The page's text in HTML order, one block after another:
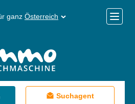
ganz Österreich
Menü
Suchagent